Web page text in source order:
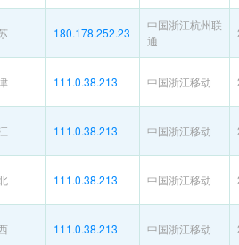
180.178.252.23
中国浙江杭州联
通
111.0.38.213 中国浙江移动
111.0.38.213 中国浙江移动
111.0.38.213 中国浙江移动
111.0.38.213 中国浙江移动